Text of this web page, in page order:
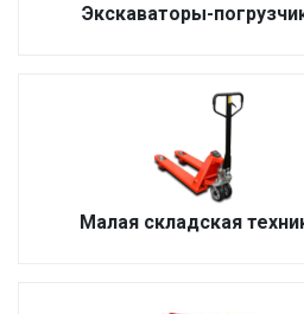
Экскаваторы-
Малая складская